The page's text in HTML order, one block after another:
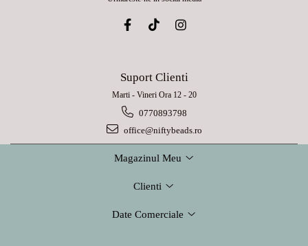
Suport Clienti
Marti - Vineri Ora 12 - 20
0770893798
office@niftybeads.ro
Magazinul Meu
Clienti
Date Comerciale